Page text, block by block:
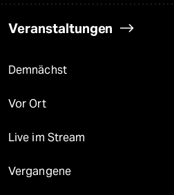
Veranstaltungen
Demnächst
Vor Ort
Live im Stream
Vergangene